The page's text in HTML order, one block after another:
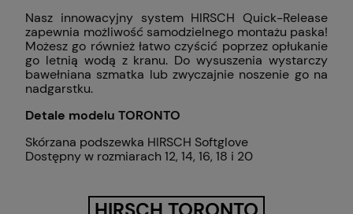
Nasz innowacyjny system HIRSCH Quick-Release
zapewnia możliwość samodzielnego montażu paska!
Możesz go również łatwo czyścić poprzez opłukanie
go letnią wodą z kranu. Do wysuszenia wystarczy
bawełniana szmatka lub zwyczajnie noszenie go na
nadgarstku.
Detale modelu TORONTO
Skórzana podszewka HIRSCH Softglove
Dostępny w rozmiarach 12, 14, 16, 18 i 20